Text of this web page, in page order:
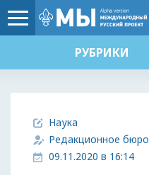
РУБРИКИ
Наука
Редакционное бюро
09.11.2020 в 16:14